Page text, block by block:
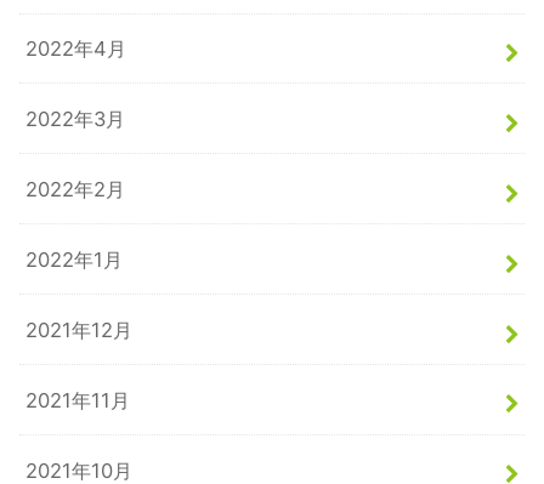
2022年4月
2022年3月
2022年2月
2022年1月
2021年12月
2021年11月
2021年10月